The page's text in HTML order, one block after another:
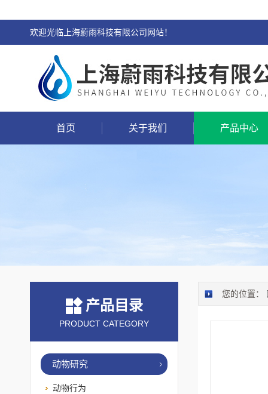
欢迎光临上海蔚雨科技有限公司网站！
首页 关于我们 产品中心
您的位置：
产品目录
PRODUCT CATEGORY
动物研究
动物行为